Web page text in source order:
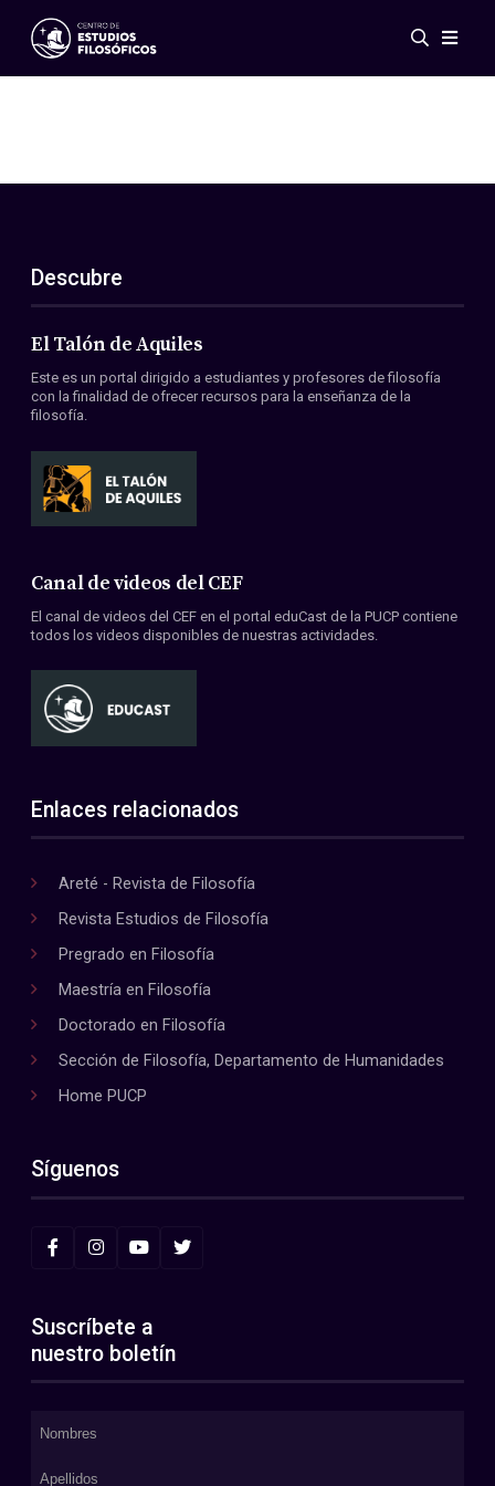
Eventos
ES
EN
Acerca de nosotros
Miembros
Convenios
Descubre
El Talón de Aquiles
Este es un portal dirigido a estudiantes y profesores de filosofía
con la finalidad de ofrecer recursos para la enseñanza de la
filosofía.
Canal de videos del CEF
El canal de videos del CEF en el portal eduCast de la PUCP contiene
todos los videos disponibles de nuestras actividades.
Enlaces relacionados
Areté - Revista de Filosofía
Revista Estudios de Filosofía
Pregrado en Filosofía
Maestría en Filosofía
Doctorado en Filosofía
Sección de Filosofía, Departamento de Humanidades
Home PUCP
Síguenos
Suscríbete a
nuestro boletín